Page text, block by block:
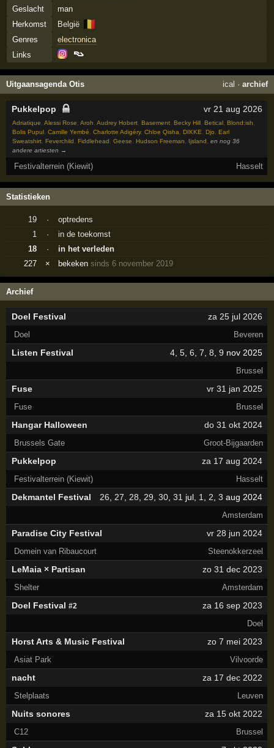
Geslacht
man
Herkomst
België 🇧🇪
Genres
electronica
Links
Uitgaansagenda Otis ical · archief
Pukkelpop vr 21 aug 2026
Adriatique ,Alessi Rose ,Aroh ,Audrey Hobert ,Basement ,Becky Hill ,Betical ,Blond:ish
Bolis Pupul ,Camille Yembé ,Charlotte Adigéry,Chloe Qisha ,DIKKE ,Djo ,Earl
Sweatshirt ,Feverchild ,Fiddlehead ,Geese ,Hudson Freeman Ijsland ,en nog 36
andere artiesten →
Festivalterrein (Kiewit) Hasselt
Statistieken
19 ·
optredens
1
·
in de toekomst
18
·
in het verleden
227
× bekekensinds 6 november 2019
Archief
Doel Festival za 25 jul 2026
Doel Beveren
Listen Festival 4, 5, 6 7 8 9 nov 2025
Brussel
Fuse vr 31 jan 2025
Fuse Brussel
Hangar Halloween do 31 okt 2024
Brussels Gate Groot-Bijgaarden
Pukkelpop za 17 aug 2024
Festivalterrein (Kiewit) Hasselt
Dekmantel Festival 26 27 28 29 30, 31 jul, 1 2 3 aug 2024
Amsterdam
Paradise City Festival vr 28 jun 2024
Domein van Ribaucourt Steenokkerzeel
LeMaia × Partisan zo 31 dec 2023
Shelter Amsterdam
Doel Festival #2 za 16 sep 2023
Doel
Horst Arts & Music Festival zo 7 mei 2023
Asiat Park Vilvoorde
nacht za 17 dec 2022
Stelplaats Leuven
Nuits sonores za 15 okt 2022
C12 Brussel